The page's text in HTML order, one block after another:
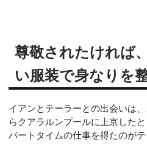
尊敬されたければ
い服装で身なりを
イアンとテーラーとの出会いは
らクアラルンプールに上京した
パートタイムの仕事を得たのがテ